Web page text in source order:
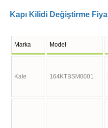
Kapı Kilidi Değiştirme
Marka Model
Kale 164KTBSM0001